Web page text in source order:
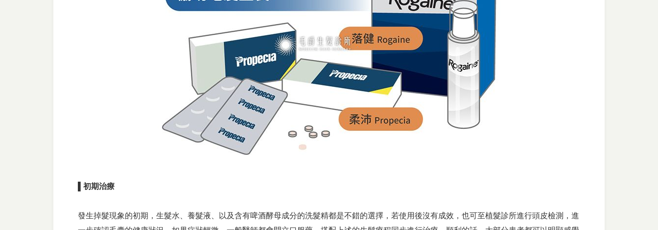
▌初期治療
發生掉髮現象的初期，生髮水、養髮液、以及含有啤酒酵母成分的洗髮精都是不錯的選擇，若使用後沒有成效，也可至植髮診所進行頭皮檢測，進